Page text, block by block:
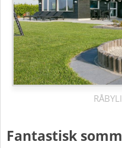
Fantastisk